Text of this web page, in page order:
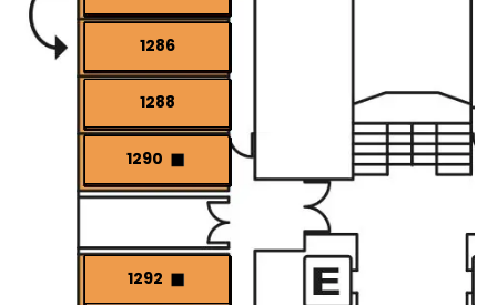
1286
1288
1290
1292